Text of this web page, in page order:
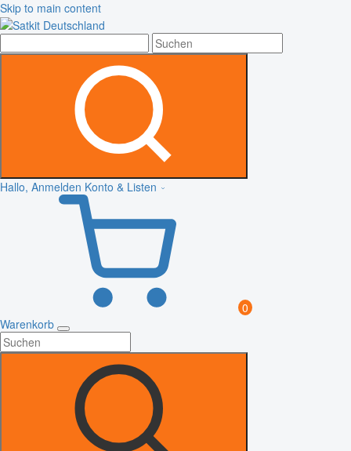
Skip to main content
Hallo, Anmelden Konto & Listen
0
Warenkorb